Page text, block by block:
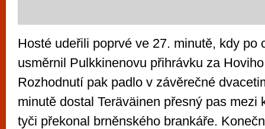
Hosté udeřili poprvé ve 27. minutě, kdy po
usměrnil Pulkkinenovu přihrávku za
Rozhodnutí pak padlo v závěrečné
minutě dostal Teräväinen přesný pas mezi
tyči překonal brněnského brankáře.